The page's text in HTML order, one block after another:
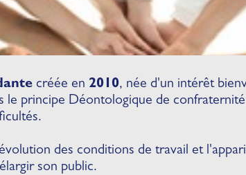
créée en 2010, née d'un intérêt
le principe Déontologique de
des conditions de travail et
son public.